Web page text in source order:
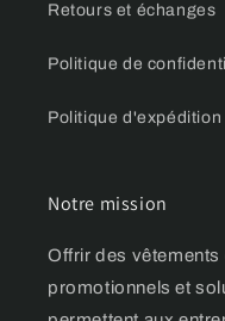
Retours et échanges
Politique de
Politique d'expédition
Notre mission
Offrir des
promotionnels et